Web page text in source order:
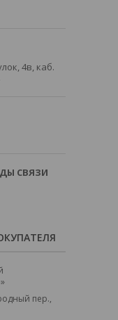
4в, каб.
пер.,